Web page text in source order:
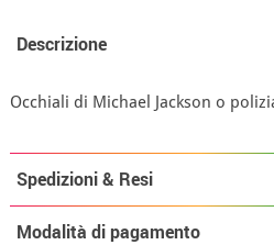
Descrizione
Occhiali di Michael Jackson o
Spedizioni & Resi
Modalità di pagamento